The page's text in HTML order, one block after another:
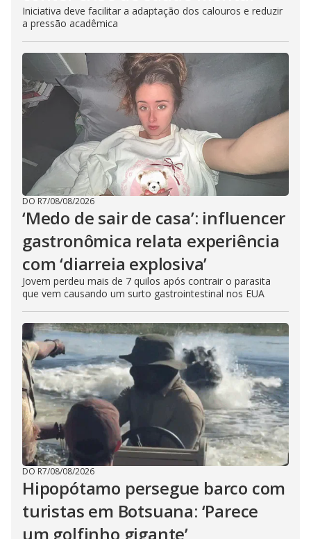
Iniciativa deve facilitar a adaptação dos calouros e reduzir
a pressão acadêmica
DO R7/08/08/2026
‘Medo de sair de casa’: influencer
gastronômica relata experiência
com ‘diarreia explosiva’
Jovem perdeu mais de 7 quilos após contrair o parasita
que vem causando um surto gastrointestinal nos EUA
DO R7/08/08/2026
Hipopótamo persegue barco com
turistas em Botsuana: ‘Parece
um golfinho gigante’